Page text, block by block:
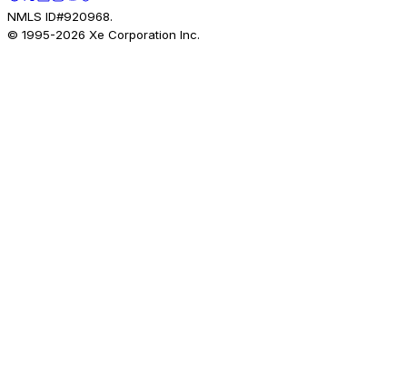
NMLS ID#920968.
© 1995-2026 Xe Corporation Inc.